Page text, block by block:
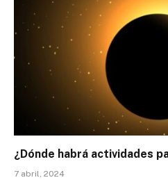
¿Dónde habrá actividades
7 abril, 2024